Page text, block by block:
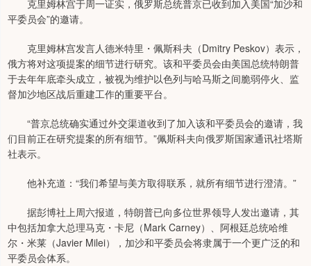
克里姆林宫于周一证实，俄罗斯总统普京已收到加入美国“加沙和
平委员会”的邀请。
克里姆林宫发言人德米特里・佩斯科夫（Dmitry Peskov）表示，
俄方将对这项提案的细节进行研究。该和平委员会由美国总统特朗普
于去年年底牵头成立，被视为维护以色列与哈马斯之间脆弱停火、监
督加沙地区战后重建工作的重要平台。
“普京总统确实通过外交渠道收到了加入该和平委员会的邀请，我
们目前正在研究提案的所有细节。”佩斯科夫向俄罗斯国家通讯社塔斯
社表示。
他补充道：“我们希望与美方取得联系，就所有细节进行澄清。”
据彭博社上周六报道，特朗普已向多位世界领导人发出邀请，其
中包括加拿大总理马克・卡尼（Mark Carney）、阿根廷总统哈维
尔・米莱（Javier Milei），加沙和平委员会将隶属于一个更广泛的和
平委员会体系。